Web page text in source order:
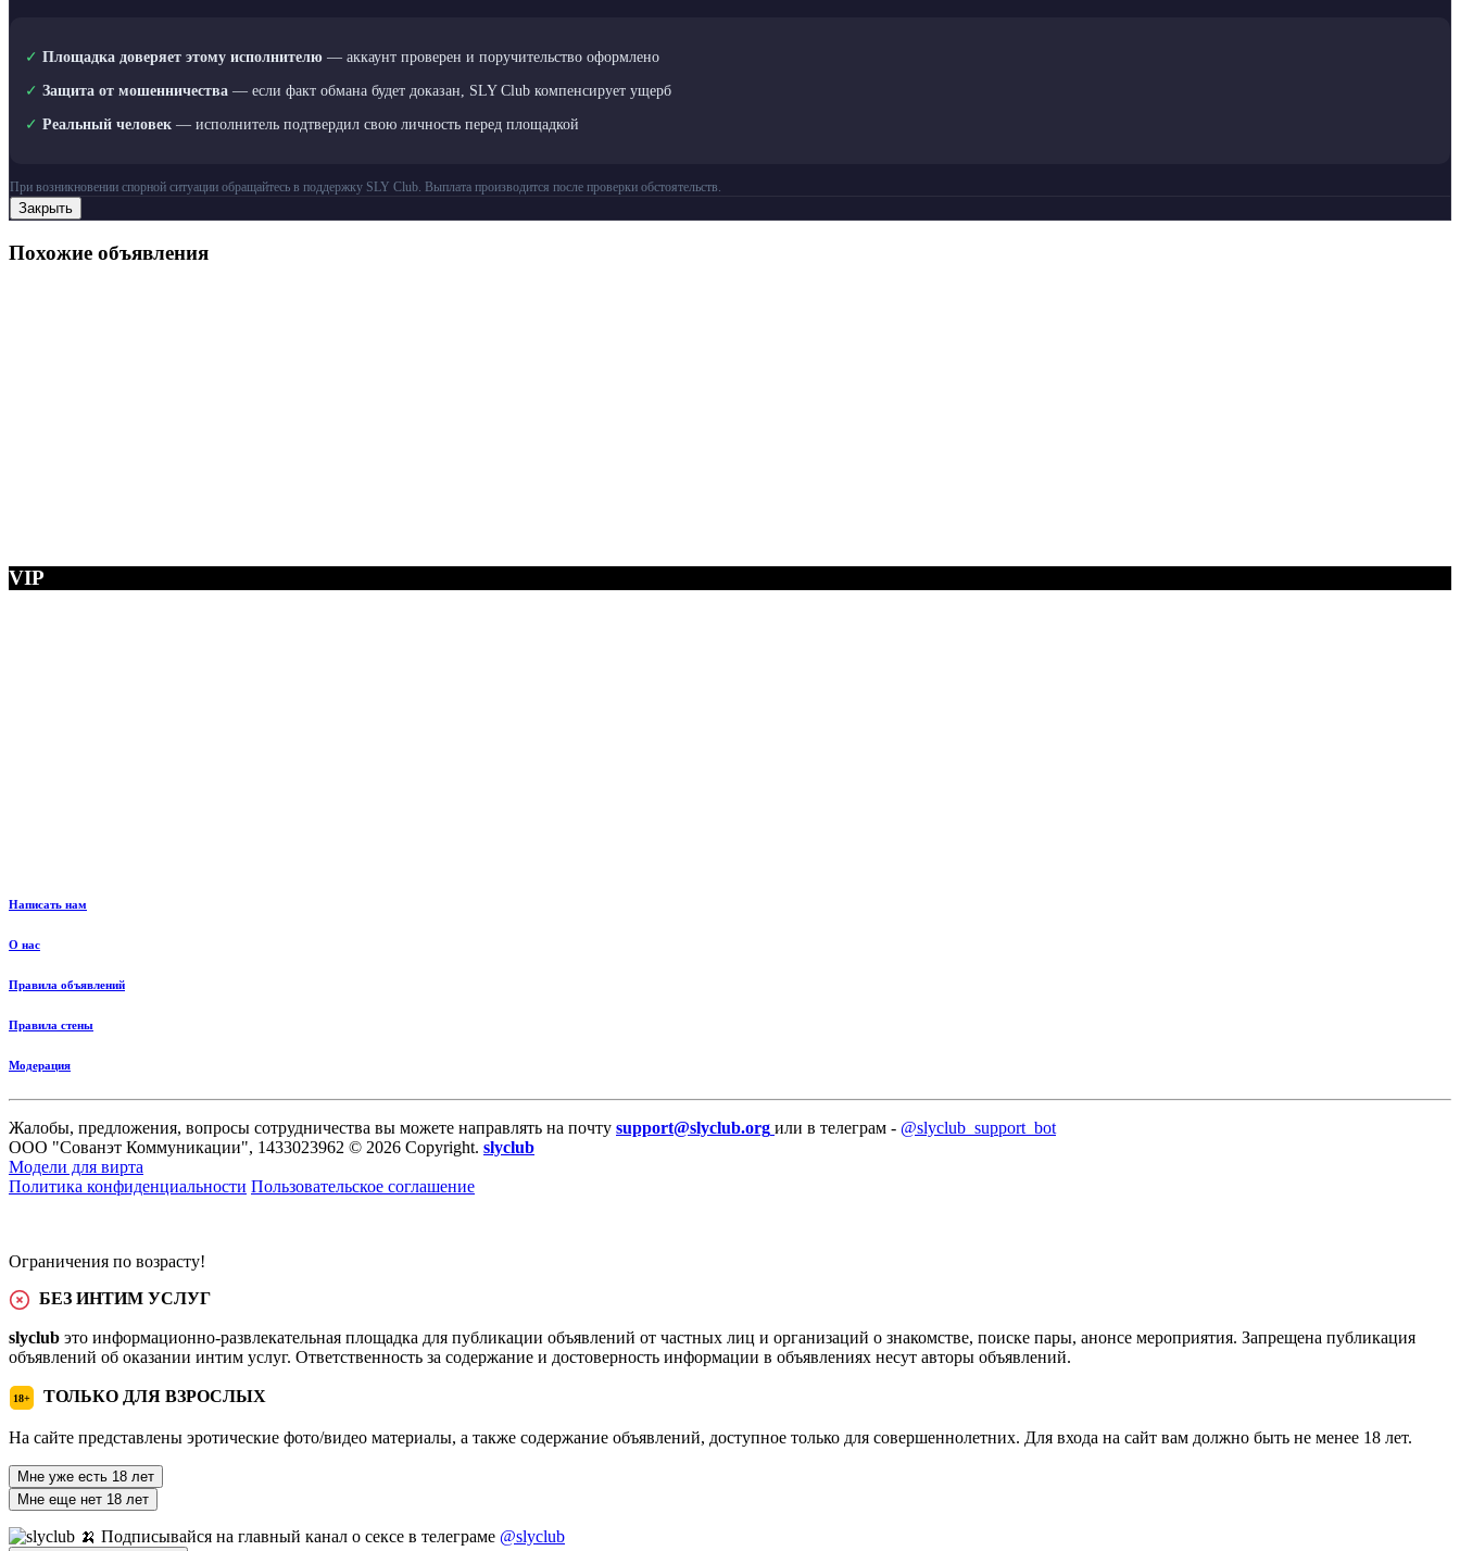
✓ Площадка доверяет этому исполнителю — аккаунт проверен и поручительство оформлено
✓ Защита от мошенничества — если факт обмана будет доказан, SLY Club компенсирует ущерб
✓ Реальный человек — исполнитель подтвердил свою личность перед площадкой
При возникновении спорной ситуации обращайтесь в поддержку SLY Club. Выплата производится после проверки обстоятельств.
Закрыть
Похожие объявления
VIP
Написать нам
О нас
Правила объявлений
Правила стены
Модерация
Жалобы, предложения, вопросы сотрудничества вы можете направлять на почту support@slyclub.org или в телеграм - @slyclub_support_bot
ООО "Сованэт Коммуникации", 1433023962 © 2026 Copyright. slyclub
Модели для вирта
Политика конфиденциальности Пользовательское соглашение
Ограничения по возрасту!
БЕЗ ИНТИМ УСЛУГ
slyclub это информационно-развлекательная площадка для публикации объявлений от частных лиц и организаций о знакомстве, поиске пары, анонсе мероприятия. Запрещена публикация
объявлений об оказании интим услуг. Ответственность за содержание и достоверность информации в объявлениях несут авторы объявлений.
18+ ТОЛЬКО ДЛЯ ВЗРОСЛЫХ
На сайте представлены эротические фото/видео материалы, а также содержание объявлений, доступное только для совершеннолетних. Для входа на сайт вам должно быть не менее 18 лет.
Мне уже есть 18 лет
Мне еще нет 18 лет
🍌 Подписывайся на главный канал о сексе в телеграме @slyclub